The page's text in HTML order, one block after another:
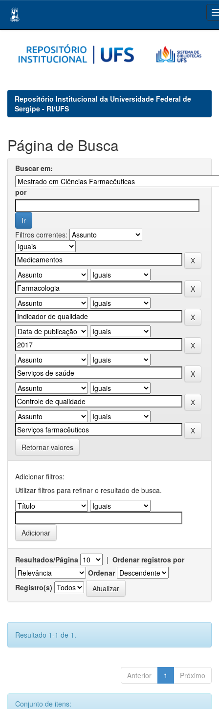
navigation
Repositório Institucional da Universidade Federal de
Sergipe - RI/UFS
Página de Busca
Buscar em:
por
Filtros correntes:
Retornar valores
Adicionar filtros:
Utilizar filtros para refinar o resultado de busca.
Resultados/Página | Ordenar registros por
Ordenar
Registro(s)
Resultado 1-1 de 1.
Anterior 1 Próximo
Conjunto de itens: